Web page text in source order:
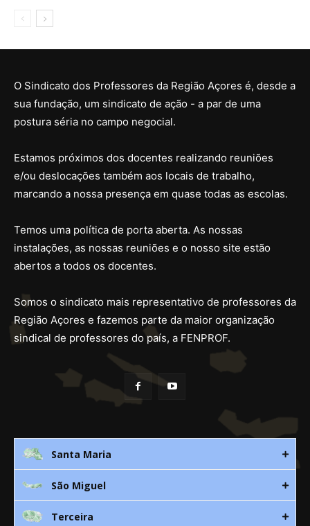
O Sindicato dos Professores da Região Açores é, desde a
sua fundação, um sindicato de ação - a par de uma
postura séria no campo negocial.
Estamos próximos dos docentes realizando reuniões
e/ou deslocações também aos locais de trabalho,
marcando a nossa presença em quase todas as escolas.
Temos uma política de porta aberta. As nossas
instalações, as nossas reuniões e o nosso site estão
abertos a todos os docentes.
Somos o sindicato mais representativo de professores da
Região Açores e fazemos parte da maior organização
sindical de professores do país, a FENPROF.
Santa Maria
Rua 3. Leandres Chaves, 12C
São Miguel
Av. D. João lll, bloco A, nº10 – 3º
Terceira